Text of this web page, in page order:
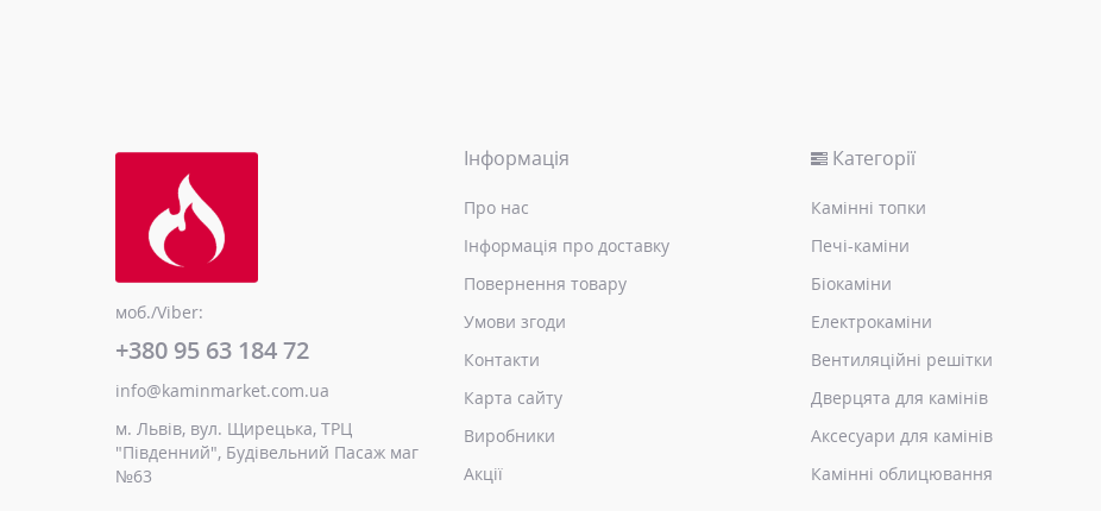
моб./Viber:
+380 95 63 184 72
info@kaminmarket.com.ua
м. Львів, вул. Щирецька, ТРЦ
"Південний", Будівельний Пасаж маг
№63
Інформація
Про нас
Інформація про доставку
Повернення товару
Умови згоди
Контакти
Карта сайту
Виробники
Акції
Категорії
Камінні топки
Печі-каміни
Біокаміни
Електрокаміни
Вентиляційні решітки
Дверцята для камінів
Аксесуари для камінів
Камінні облицювання